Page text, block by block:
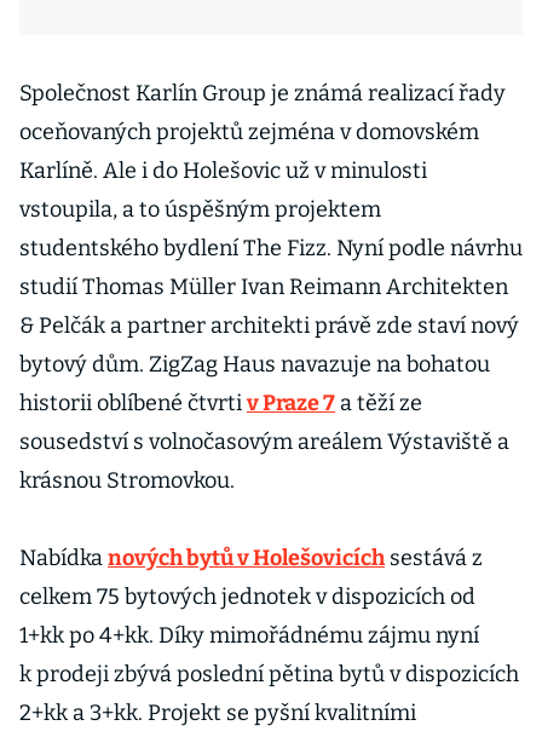
Společnost Karlín Group je známá realizací řady
oceňovaných projektů zejména v domovském
Karlíně. Ale i do Holešovic už v minulosti
vstoupila, a to úspěšným projektem
studentského bydlení The Fizz. Nyní podle návrhu
studií Thomas Müller Ivan Reimann Architekten
& Pelčák a partner architekti právě zde staví nový
bytový dům. ZigZag Haus navazuje na bohatou
historii oblíbené čtvrtiv Praze 7 a těží ze
sousedství s volnočasovým areálem Výstaviště a
krásnou Stromovkou.
Nabídkanových bytů v Holešovicíchsestává z
celkem 75 bytových jednotek v dispozicích od
1+kk po 4+kk. Díky mimořádnému zájmu nyní
k prodeji zbývá poslední pětina bytů v dispozicích
2+kk a 3+kk. Projekt se pyšní kvalitními